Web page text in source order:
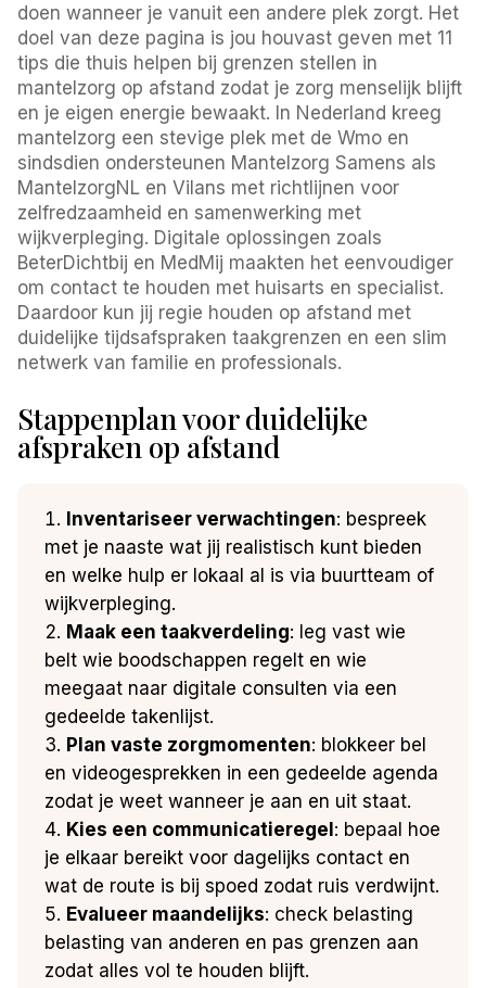
doen wanneer je vanuit een andere plek zorgt. Het
doel van deze pagina is jou houvast geven met 11
tips die thuis helpen bij grenzen stellen in
mantelzorg op afstand zodat je zorg menselijk blijft
en je eigen energie bewaakt. In Nederland kreeg
mantelzorg een stevige plek met de Wmo en
sindsdien ondersteunen Mantelzorg Samens als
MantelzorgNL en Vilans met richtlijnen voor
zelfredzaamheid en samenwerking met
wijkverpleging. Digitale oplossingen zoals
BeterDichtbij en MedMij maakten het eenvoudiger
om contact te houden met huisarts en specialist.
Daardoor kun jij regie houden op afstand met
duidelijke tijdsafspraken taakgrenzen en een slim
netwerk van familie en professionals.
Stappenplan voor duidelijke
afspraken op afstand
Inventariseer verwachtingen: bespreek
met je naaste wat jij realistisch kunt bieden
en welke hulp er lokaal al is via buurtteam of
wijkverpleging.
Maak een taakverdeling: leg vast wie
belt wie boodschappen regelt en wie
meegaat naar digitale consulten via een
gedeelde takenlijst.
Plan vaste zorgmomenten: blokkeer bel
en videogesprekken in een gedeelde agenda
zodat je weet wanneer je aan en uit staat.
Kies een communicatieregel: bepaal hoe
je elkaar bereikt voor dagelijks contact en
wat de route is bij spoed zodat ruis verdwijnt.
Evalueer maandelijks: check belasting
belasting van anderen en pas grenzen aan
zodat alles vol te houden blijft.